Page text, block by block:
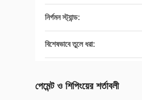
নির্গমন স্ট্যান্ড:
বিশেষভাবে তুলে ধরা:
পেমেন্ট ও শিপিংয়ের শর্তাবলী